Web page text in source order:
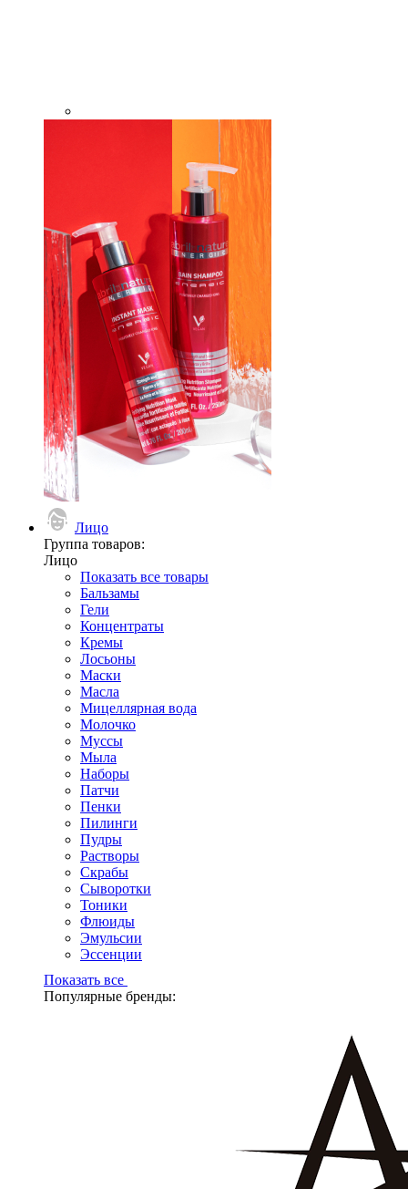
Лицо
Группа товаров:
Лицо
Показать все товары
Бальзамы
Гели
Концентраты
Кремы
Лосьоны
Маски
Масла
Мицеллярная вода
Молочко
Муссы
Мыла
Наборы
Патчи
Пенки
Пилинги
Пудры
Растворы
Скрабы
Сыворотки
Тоники
Флюиды
Эмульсии
Эссенции
Показать все
Популярные бренды: